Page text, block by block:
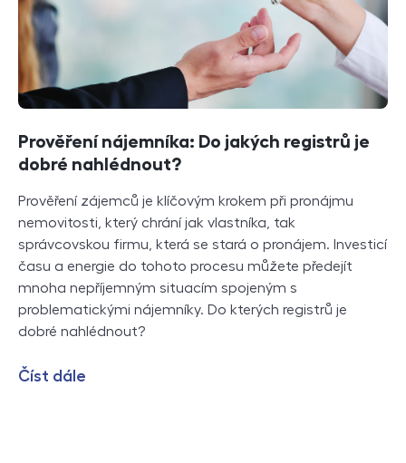
Prověření nájemníka: Do jakých registrů je
dobré nahlédnout?
Prověření zájemců je klíčovým krokem při pronájmu
nemovitosti, který chrání jak vlastníka, tak
správcovskou firmu, která se stará o pronájem. Investicí
času a energie do tohoto procesu můžete předejít
mnoha nepříjemným situacím spojeným s
problematickými nájemníky. Do kterých registrů je
dobré nahlédnout?
Číst dále